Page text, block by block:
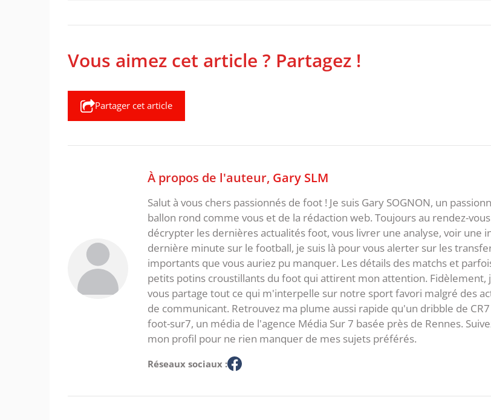
Vous aimez cet article ? Partagez !
Partager cet article
À propos de l'auteur, Gary SLM
Salut à vous chers passionnés de foot ! Je suis Gary SOGNON, un
ballon rond comme vous et de la rédaction web. Toujours au rendez-
décrypter les dernières actualités foot, vous livrer une analyse, voir une
dernière minute sur le football, je suis là pour vous alerter sur les
importants que vous auriez pu manquer. Les détails des matchs et
petits potins croustillants du foot qui attirent mon attention. Fidèlement,
vous partage tout ce qui m'interpelle sur notre sport favori malgré des
de communicant. Retrouvez ma plume aussi rapide qu'un dribble de
foot-sur7, un média de l'agence Média Sur 7 basée près de Rennes.
mon profil pour ne rien manquer de mes sujets préférés.
Réseaux sociaux :